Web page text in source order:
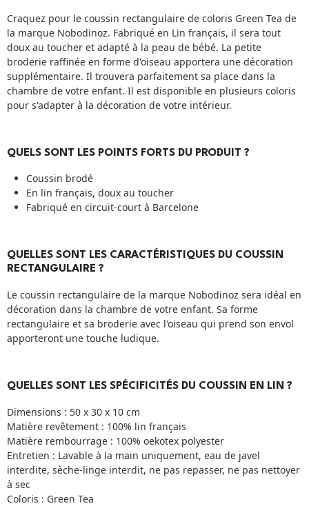
Craquez pour le coussin rectangulaire de coloris Green Tea de
la marque Nobodinoz. Fabriqué en Lin français, il sera tout
doux au toucher et adapté à la peau de bébé. La petite
broderie raffinée en forme d'oiseau apportera une décoration
supplémentaire. Il trouvera parfaitement sa place dans la
chambre de votre enfant. Il est disponible en plusieurs coloris
pour s'adapter à la décoration de votre intérieur.
QUELS SONT LES POINTS FORTS DU PRODUIT ?
Coussin brodé
En lin français, doux au toucher
Fabriqué en circuit-court à Barcelone
QUELLES SONT LES CARACTÉRISTIQUES DU COUSSIN
RECTANGULAIRE ?
Le coussin rectangulaire de la marque Nobodinoz sera idéal en
décoration dans la chambre de votre enfant. Sa forme
rectangulaire et sa broderie avec l'oiseau qui prend son envol
apporteront une touche ludique.
QUELLES SONT LES SPÉCIFICITÉS DU COUSSIN EN LIN ?
Dimensions : 50 x 30 x 10 cm
Matière revêtement : 100% lin français
Matière rembourrage : 100% oekotex polyester
Entretien : Lavable à la main uniquement, eau de javel
interdite, sèche-linge interdit, ne pas repasser, ne pas nettoyer
à sec
Coloris : Green Tea